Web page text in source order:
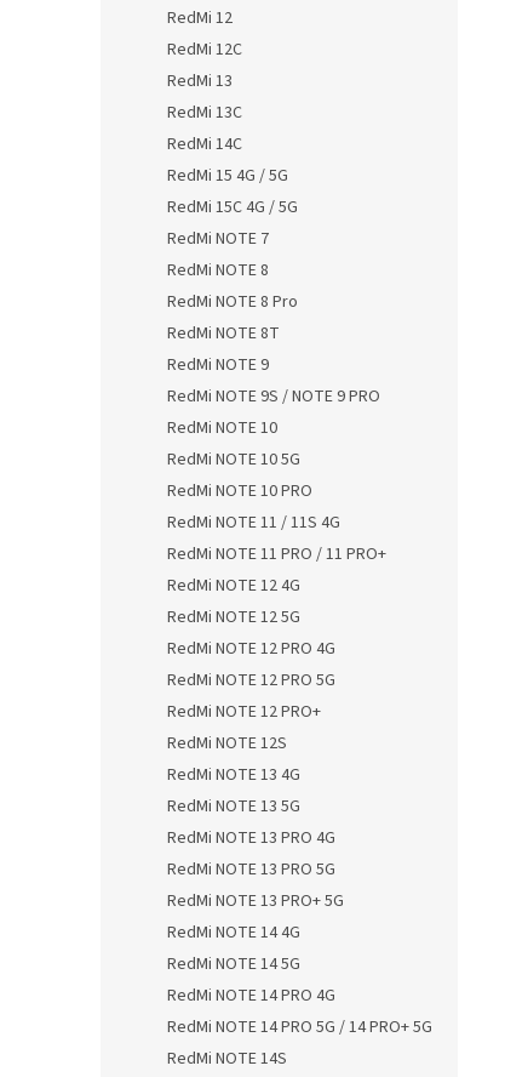
RedMi 12
RedMi 12C
RedMi 13
RedMi 13C
RedMi 14C
RedMi 15 4G / 5G
RedMi 15C 4G / 5G
RedMi NOTE 7
RedMi NOTE 8
RedMi NOTE 8 Pro
RedMi NOTE 8T
RedMi NOTE 9
RedMi NOTE 9S / NOTE 9 PRO
RedMi NOTE 10
RedMi NOTE 10 5G
RedMi NOTE 10 PRO
RedMi NOTE 11 / 11S 4G
RedMi NOTE 11 PRO / 11 PRO+
RedMi NOTE 12 4G
RedMi NOTE 12 5G
RedMi NOTE 12 PRO 4G
RedMi NOTE 12 PRO 5G
RedMi NOTE 12 PRO+
RedMi NOTE 12S
RedMi NOTE 13 4G
RedMi NOTE 13 5G
RedMi NOTE 13 PRO 4G
RedMi NOTE 13 PRO 5G
RedMi NOTE 13 PRO+ 5G
RedMi NOTE 14 4G
RedMi NOTE 14 5G
RedMi NOTE 14 PRO 4G
RedMi NOTE 14 PRO 5G / 14 PRO+ 5G
RedMi NOTE 14S